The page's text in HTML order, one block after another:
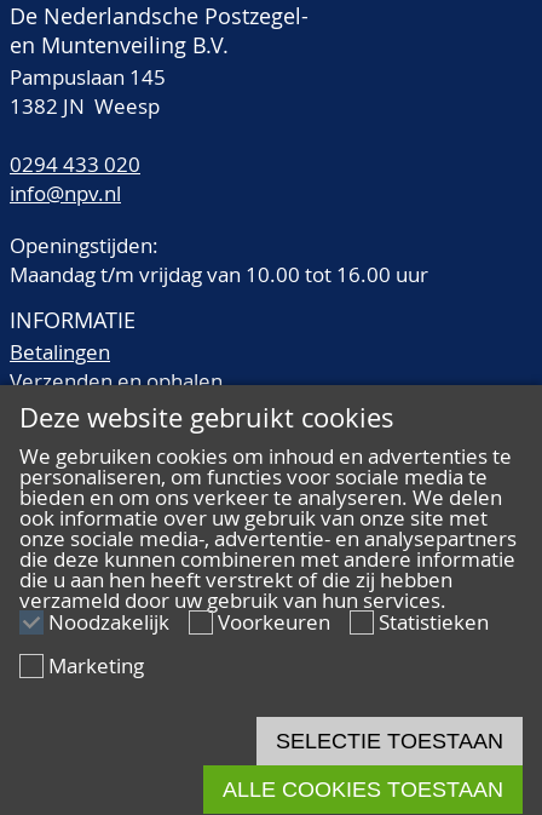
De Nederlandsche Postzegel-
en Muntenveiling B.V.
Pampuslaan 145
1382 JN Weesp
0294 433 020
info@npv.nl
Openingstijden:
Maandag t/m vrijdag van 10.00 tot 16.00 uur
INFORMATIE
Betalingen
Verzenden en ophalen
Veilingtermen
Kwaliteitsomschrijvingen
Veelgestelde vragen
ALGEMEEN
Algemene voorwaarden
© 2026 De Nederlandsche Postzegel- en Muntenveiling
Deze website gebruikt cookies
We gebruiken cookies om inhoud en advertenties te
personaliseren, om functies voor sociale media te
bieden en om ons verkeer te analyseren. We delen
ook informatie over uw gebruik van onze site met
onze sociale media-, advertentie- en analysepartners
die deze kunnen combineren met andere informatie
die u aan hen heeft verstrekt of die zij hebben
verzameld door uw gebruik van hun services.
Noodzakelijk Voorkeuren
Statistieken
Marketing
SELECTIE TOESTAAN
ALLE COOKIES TOESTAAN